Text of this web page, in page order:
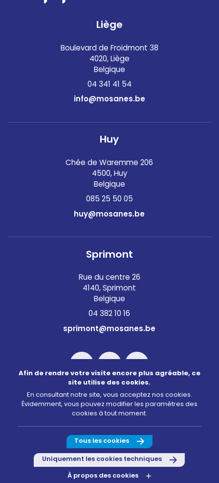
Liège
Boulevard de Froidmont 38
4020, Liège
Belgique
04 341 41 54
info@mosanes.be
Huy
Chée de Waremme 206
4500, Huy
Belgique
085 25 50 05
huy@mosanes.be
Sprimont
Rue du centre 26
4140, Sprimont
Belgique
04 382 10 16
sprimont@mosanes.be
©2026 Mosanes
Conditions d’utilisation
Politique de confidentialité
Gestion des cookies
Infos légales
Afin de rendre votre visite encore plus agréable, ce
site utilise des cookies.
En consultant notre site, vous acceptez nos cookies.
Évidemment, vous pouvez modifier les paramètres des
cookies à tout moment.
Tous les cookies
Uniquement les cookies techniques
À propos des cookies